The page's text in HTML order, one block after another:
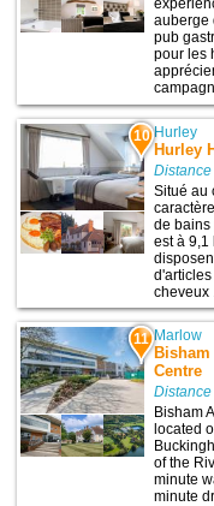
auberge
pub
pour les
10 Hurley
Hurley
Situé au
de bains
est à 9,1
cheveux
11 Marlow
Centre
Bisham
located
of the
minute
minute